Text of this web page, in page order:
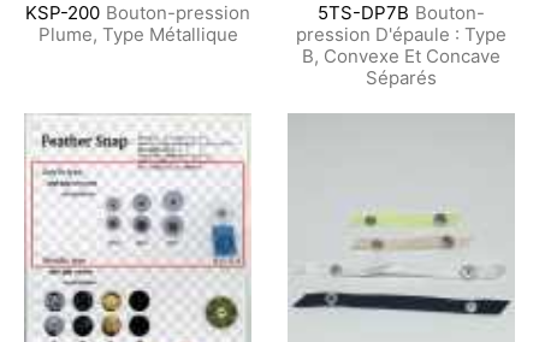
KSP-200 Bouton-pression
Plume, Type Métallique
5TS-DP7B Bouton-
pression D'épaule : Type
B, Convexe Et Concave
Séparés